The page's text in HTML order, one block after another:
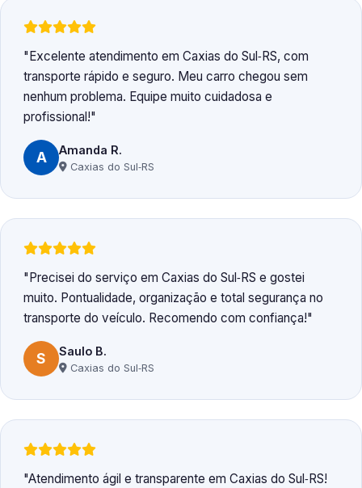
Excelente atendimento em Caxias do Sul‑RS, com
transporte rápido e seguro. Meu carro chegou sem
nenhum problema. Equipe muito cuidadosa e
profissional!
A Amanda R.
Caxias do Sul‑RS
Precisei do serviço em Caxias do Sul‑RS e gostei
muito. Pontualidade, organização e total segurança no
transporte do veículo. Recomendo com confiança!
S Saulo B.
Caxias do Sul‑RS
Atendimento ágil e transparente em Caxias do Sul‑RS!